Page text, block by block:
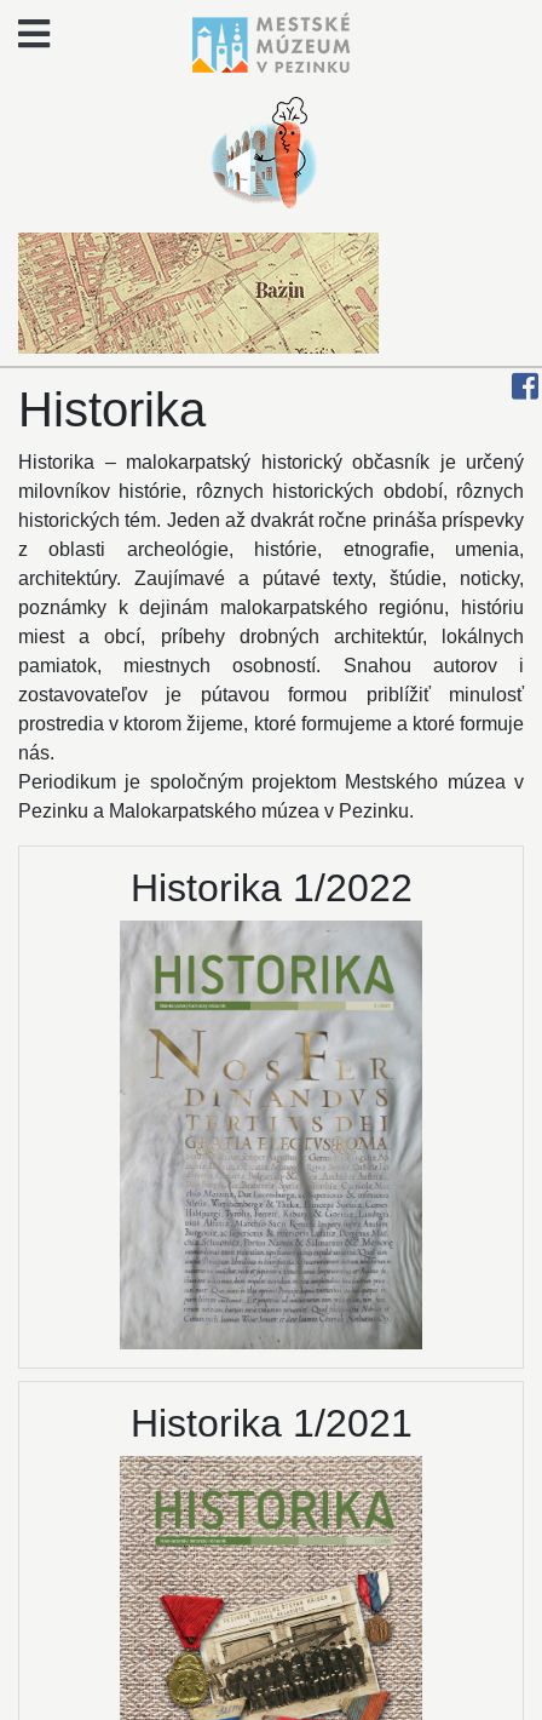
Historika
Historika – malokarpatský historický občasník je určený
milovníkov histórie, rôznych historických období, rôznych
historických tém. Jeden až dvakrát ročne prináša príspevky
z oblasti archeológie, histórie, etnografie, umenia,
architektúry. Zaujímavé a pútavé texty, štúdie, noticky,
poznámky k dejinám malokarpatského regiónu, históriu
miest a obcí, príbehy drobných architektúr, lokálnych
pamiatok, miestnych osobností. Snahou autorov i
zostavovateľov je pútavou formou priblížiť minulosť
prostredia v ktorom žijeme, ktoré formujeme a ktoré formuje
nás.
Periodikum je spoločným projektom Mestského múzea v
Pezinku a Malokarpatského múzea v Pezinku.
Historika 1/2022
Historika 1/2021